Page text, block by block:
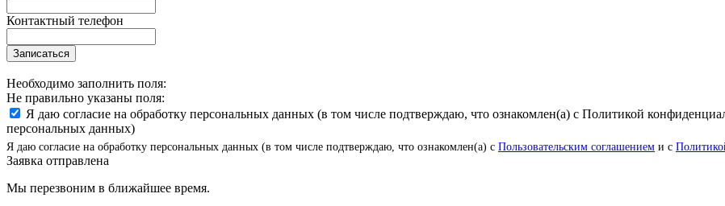
Контактный телефон
Записаться
Необходимо заполнить поля:
Не правильно указаны поля:
Я даю согласие на обработку персональных данных (в том числе подтверждаю, что ознакомлен(а) с Политикой
персональных данных)
Я даю согласие на обработку персональных данных (в том числе подтверждаю, что ознакомлен(а) с Пользовательским соглашением и с
Заявка отправлена
Мы перезвоним в ближайшее время.